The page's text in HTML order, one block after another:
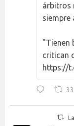
árbitros
siempre
"Tienen
critican
https://
33